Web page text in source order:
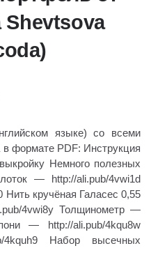
Shevtsova
языке) со всеми
формате PDF: Инструкция
Немного полезных
— http://ali.pub/4vwi1d
кручёная Галасес 0,55
4vwi8y Толщинометр —
— http://ali.pub/4kqu8w
4kquh9 Набор высечных